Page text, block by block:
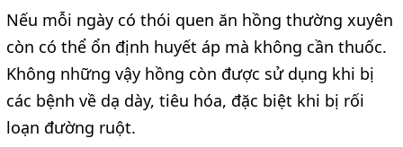
Nếu mỗi ngày có thói quen ăn hồng thường xuyên
còn có thể ổn định huyết áp mà không cần thuốc.
Không những vậy hồng còn được sử dụng khi bị
các bệnh về dạ dày, tiêu hóa, đặc biệt khi bị rối
loạn đường ruột.